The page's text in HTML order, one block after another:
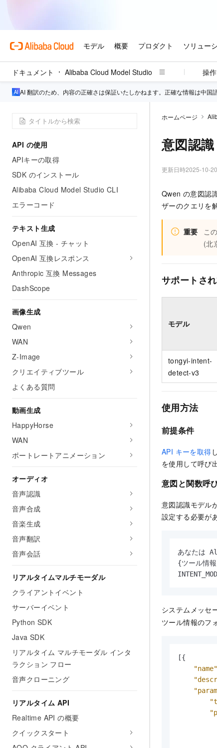
ドキュメント Alibaba Cloud Model Studio 操
AI 翻訳のため、内容の正確さは保証いたしかねます。正確な情報は中国
API の使用
APIキーの取得
SDK のインストール
Alibaba Cloud Model Studio CLI
エラーコード
テキスト生成
OpenAI 互換 - チャット
OpenAI 互換レスポンス
Anthropic 互換 Messages
DashScope
画像生成
Qwen
WAN
Z-Image
クリエイティブツール
よくある質問
動画生成
HappyHorse
WAN
ポートレートアニメーション
オーディオ
音声認識
音声合成
音楽生成
音声翻訳
音声会話
リアルタイムマルチモーダル
クライアントイベント
サーバーイベント
Python SDK
Java SDK
リアルタイム マルチモーダル インタ
ラクション フロー
音声クローニング
リアルタイム API
Realtime API の概要
クイックスタート
ホームページ
意図認識
更新日時2025-10-
Qwen の意図認
ザーのクエリを
重要 こ
(北
サポートさ
モデル
tongyi-intent-
detect-v3
使用方法
前提条件
API キーを取得
を使用して呼び
意図と関数呼
意図認識モデル
設定する必要が
あなたは
{ツール情
システムメッセ
ツール情報のフ
[{
"name"